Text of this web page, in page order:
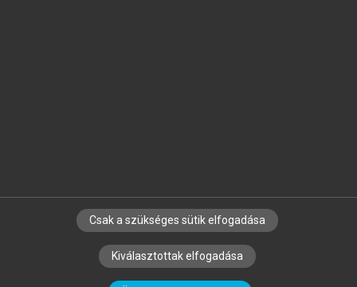
SZERZŐKNEK CÉGEKNEK KÖNYVTÁROSOKNAK
SZERKESZTÉSI ÉS LEKTORÁLÁSI ALAPELVEK
Csak a szükséges sütik elfogadása
Kiválasztottak elfogadása